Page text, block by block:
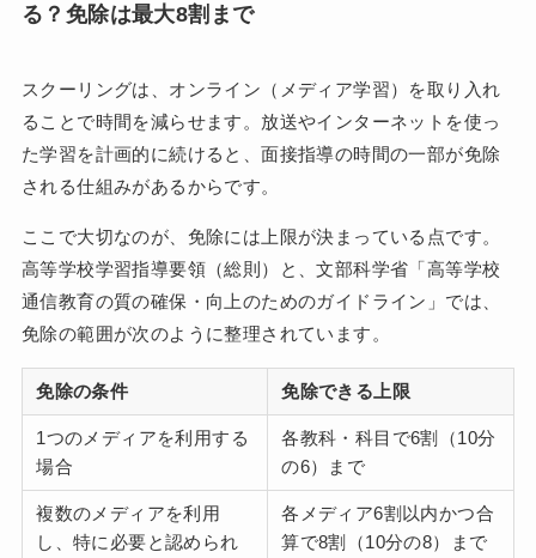
る？免除は最大8割まで
スクーリングは、オンライン（メディア学習）を取り入れ
ることで時間を減らせます。放送やインターネットを使っ
た学習を計画的に続けると、面接指導の時間の一部が免除
される仕組みがあるからです。
ここで大切なのが、免除には上限が決まっている点です。
高等学校学習指導要領（総則）と、文部科学省「高等学校
通信教育の質の確保・向上のためのガイドライン」では、
免除の範囲が次のように整理されています。
免除の条件 免除できる上限
1つのメディアを利用する
場合
各教科・科目で6割（10分
の6）まで
複数のメディアを利用
し、特に必要と認められ
各メディア6割以内かつ合
算で8割（10分の8）まで